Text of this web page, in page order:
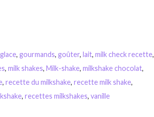
glace, gourmands, goûter, lait, milk check recette,
, milk shakes, Milk-shake, milkshake chocolat,
, recette du milkshake, recette milk shake,
, recettes milkshakes, vanille